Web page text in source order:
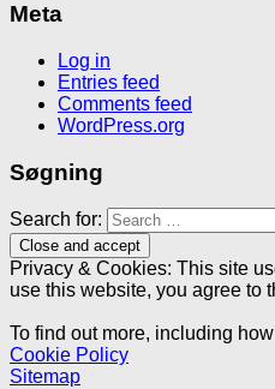
Meta
Log in
Entries feed
Comments feed
WordPress.org
Søgning
Search for:
Privacy & Cookies: This site
use this website, you agree to
To find out more, including
Cookie Policy
Sitemap